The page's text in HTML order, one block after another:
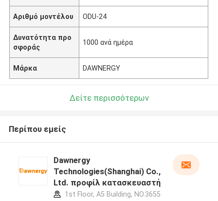
Αριθμό μοντέλου ODU-24
Δυνατότητα προ
σφοράς
1000 ανά ημέρα
Μάρκα DAWNERGY
Δείτε περισσότερων
Περίπου εμείς
Dawnergy
Technologies(Shanghai) Co.,
Ltd. προφίλ κατασκευαστή
1st Floor, A5 Building, NO.3655